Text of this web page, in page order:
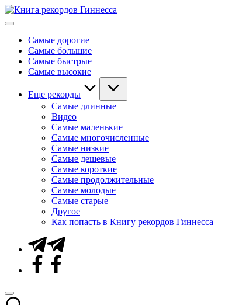
Перейти
к
Мировые
ГиннессаСамые дорогие
Самые большие
Самые быстрые
Самые высокие
Еще рекорды
Самые длинные
Видео
Самые маленькие
Самые многочисленные
Самые низкие
Самые дешевые
Самые короткие
Самые продолжительные
Самые молодые
Самые старые
Другое
Как попасть в Книгу рекордов Гиннесса
Telegram
Facebook